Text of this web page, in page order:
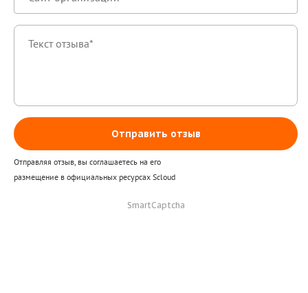
Отправить отзыв
Отправляя отзыв, вы соглашаетесь на его
размещение в официальных ресурсах Scloud
SmartCaptcha